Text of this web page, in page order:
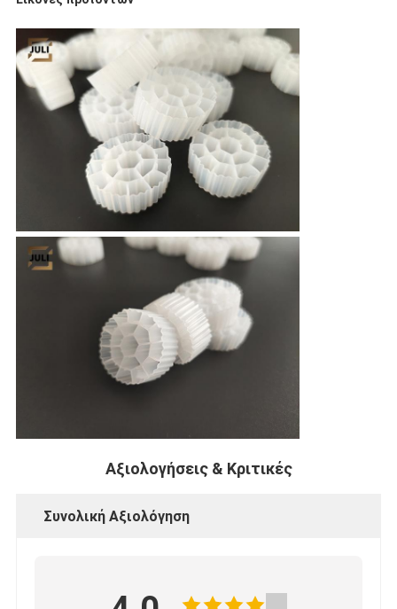
Αξιολογήσεις & Κριτικές
Συνολική Αξιολόγηση